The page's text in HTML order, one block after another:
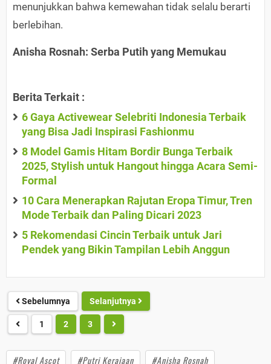
menunjukkan bahwa kemewahan tidak selalu berarti
berlebihan.
Anisha Rosnah: Serba Putih yang Memukau
Berita Terkait :
6 Gaya Activewear Selebriti Indonesia Terbaik
yang Bisa Jadi Inspirasi Fashionmu
8 Model Gamis Hitam Bordir Bunga Terbaik
2025, Stylish untuk Hangout hingga Acara Semi-
Formal
10 Cara Menerapkan Rajutan Eropa Timur, Tren
Mode Terbaik dan Paling Dicari 2023
5 Rekomendasi Cincin Terbaik untuk Jari
Pendek yang Bikin Tampilan Lebih Anggun
Sebelumnya Selanjutnya
1 2 3
#Royal Ascot #Putri Kerajaan
#Anisha Rosnah